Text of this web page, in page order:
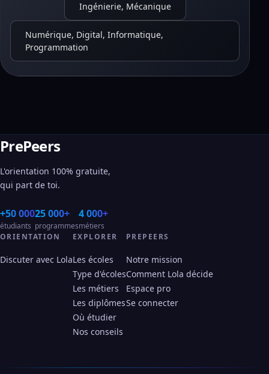
Ingénierie, Mécanique
Numérique, Digital, Informatique,
Programmation
PrePeers
L'orientation 100% gratuite,
qui part de toi.
+50 000
étudiants
25 000+
programmes
4 000+
métiers
ORIENTATION
Discuter avec Lola
EXPLORER
Les écoles
Type d'écoles
Les métiers
Les diplômes
Où étudier
Nos conseils
PREPEERS
Notre mission
Comment Lola décide
Espace pro
Se connecter